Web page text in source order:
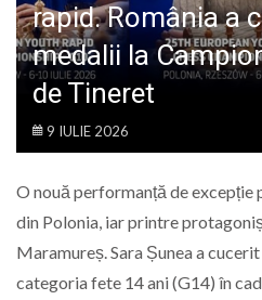
rapid. România a
medalii la
de Tineret
9 IULIE 2026
O nouă performanță de excepție
din Polonia, iar printre
Maramureș. Sara Șunea a
categoria fete 14 ani (G14) în